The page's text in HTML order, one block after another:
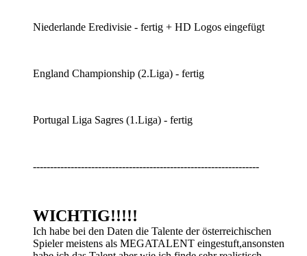
Niederlande Eredivisie - fertig + HD Logos eingefügt
England Championship (2.Liga) - fertig
Portugal Liga Sagres (1.Liga) - fertig
------------------------------------------------------------------
WICHTIG!!!!!
Ich habe bei den Daten die Talente der österreichischen
Spieler meistens als MEGATALENT eingestuft,ansonsten